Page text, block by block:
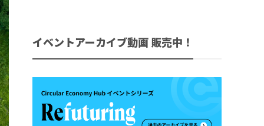
イベントアーカイブ動画 販売中！